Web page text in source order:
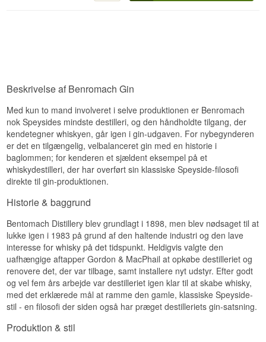
tørret frugt.
• Destilleri: Benromach
• Navn: Red Door Highland Gin Winter Edition
• Botanicals: Enebær, havtorn, rosiner, allehånde,
humleblomst m.m.
• Land: Danmark
• Type: London dry gin
• Alc. styrke: 45%
• Antal flasker: 6.000 stk.
• 70 cl.
Beskrivelse af Benromach Gin
Med kun to mand involveret i selve produktionen er Benromach
nok Speysides mindste destilleri, og den håndholdte tilgang, der
kendetegner whiskyen, går igen i gin-udgaven. For nybegynderen
er det en tilgængelig, velbalanceret gin med en historie i
baglommen; for kenderen et sjældent eksempel på et
whiskydestilleri, der har overført sin klassiske Speyside-filosofi
direkte til gin-produktionen.
Historie & baggrund
Bentomach Distillery blev grundlagt i 1898, men blev nødsaget til at
lukke igen i 1983 på grund af den haltende industri og den lave
interesse for whisky på det tidspunkt. Heldigvis valgte den
uafhængige aftapper Gordon & MacPhail at opkøbe destilleriet og
renovere det, der var tilbage, samt installere nyt udstyr. Efter godt
og vel fem års arbejde var destilleriet igen klar til at skabe whisky,
med det erklærede mål at ramme den gamle, klassiske Speyside-
stil - en filosofi der siden også har præget destilleriets gin-satsning.
Produktion & stil